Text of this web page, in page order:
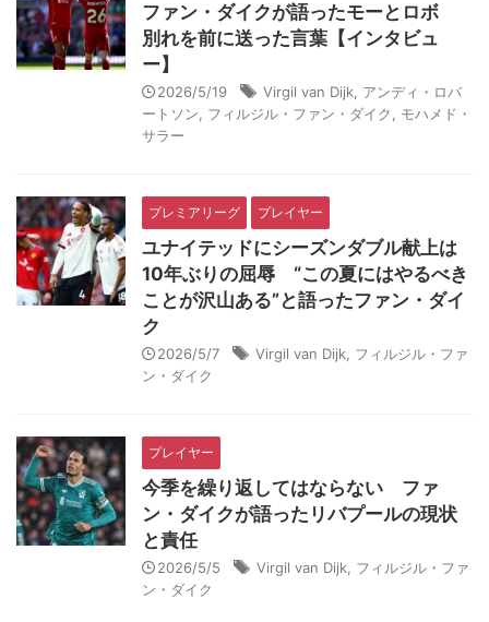
ファン・ダイクが語ったモーとロボ
別れを前に送った言葉【インタビュ
ー】
2026/5/19 Virgil van Dijk
アンディ・ロバ
ートソン
フィルジル・ファン・ダイク
モハメド・
サラー
プレミアリーグ プレイヤー
ユナイテッドにシーズンダブル献上は
10年ぶりの屈辱 “この夏にはやるべき
ことが沢山ある”と語ったファン・ダイ
ク
2026/5/7 Virgil van Dijk
フィルジル・ファ
ン・ダイク
プレイヤー
今季を繰り返してはならない ファ
ン・ダイクが語ったリバプールの現状
と責任
2026/5/5 Virgil van Dijk
フィルジル・ファ
ン・ダイク